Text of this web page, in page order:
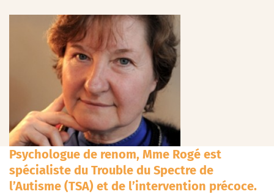
Psychologue de renom, Mme Rogé est
spécialiste du Trouble du Spectre de
l’Autisme (TSA) et de l’intervention précoce.